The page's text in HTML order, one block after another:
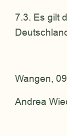
7.3. Es gilt
Wangen,
Andrea